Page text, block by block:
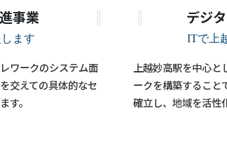
事業
ます
ワークのシステム面
交えての具体的なセ
す。
デジ
ITで上
上越妙高駅を中心と
ークを構築すること
確立し、地域を活性